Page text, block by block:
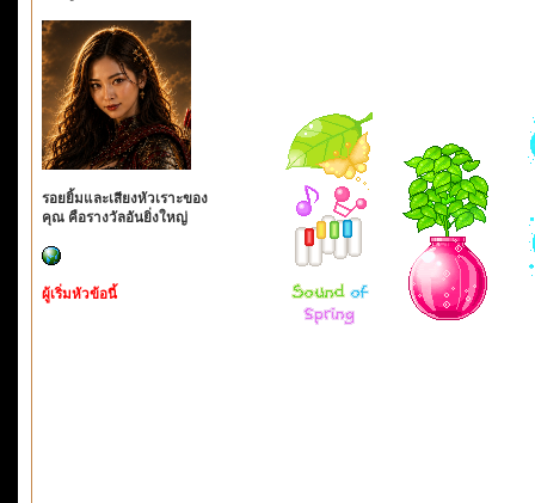
รอยยิ้มและเสียงหัวเราะของ
คุณ คือรางวัลอันยิ่งใหญ่
ผู้เริ่มหัวข้อนี้